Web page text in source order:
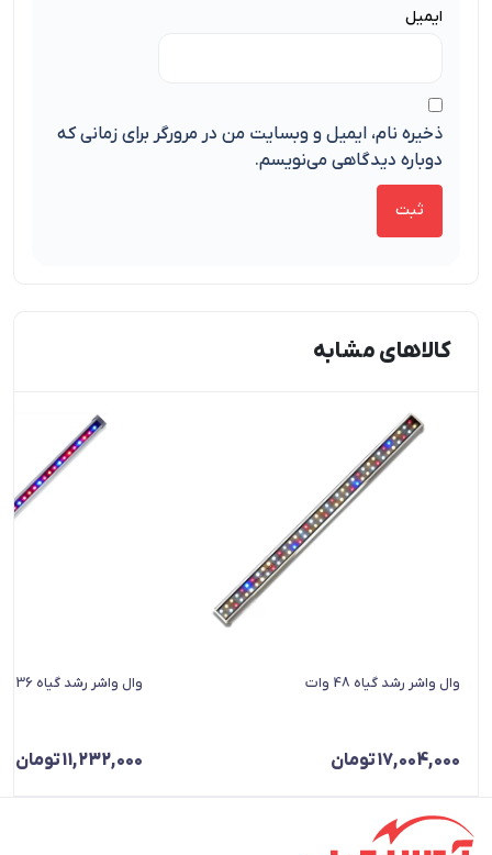
ایمیل
ذخیره نام، ایمیل و وبسایت من در مرورگر برای زمانی که
دوباره دیدگاهی می‌نویسم.
کالاهای مشابه
وال واشر رشد گیاه 48 وات
17,004,000تومان
وال واشر رشد گیاه 36 وات
11,232,000تومان